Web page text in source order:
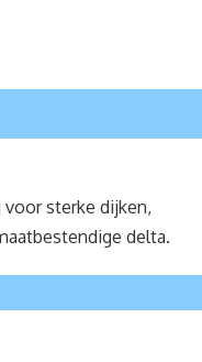
sterke dijken,
delta.